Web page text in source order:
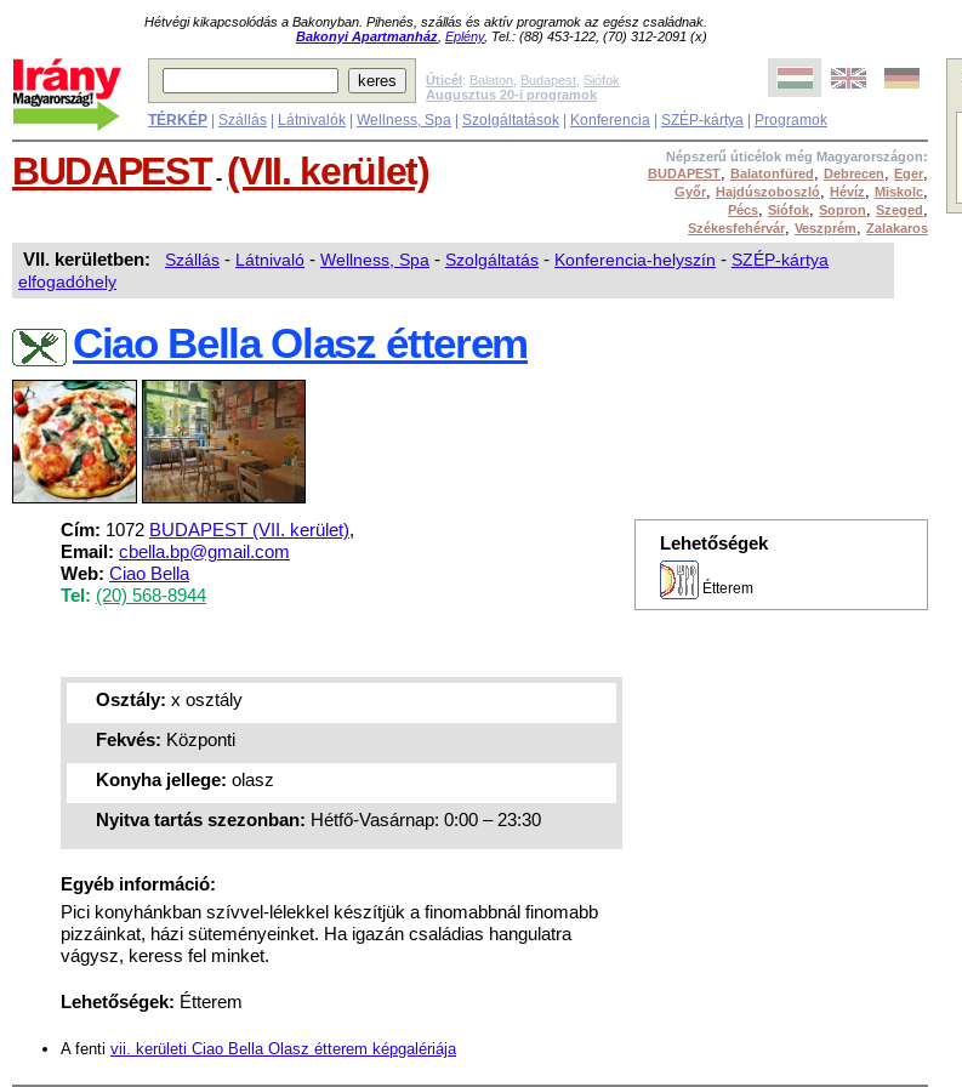
Hétvégi kikapcsolódás a Bakonyban. Pihenés, szállás és aktív programok az egész családnak.
Bakonyi Apartmanház Eplény, Tel.: (88) 453-122, (70) 312-2091 (x)
Úticél: Balaton Budapest Siófok
Augusztus 20-i programok
TÉRKÉP Szállás Látnivalók Wellness, Spa Szolgáltatások Konferencia SZÉP-kártya Programok
Népszerű úticélok még Magyarországon:
BUDAPEST, Balatonfüred, Debrecen, Eger,
Győr, Hajdúszoboszló, Hévíz, Miskolc,
Pécs, Siófok, Sopron, Szeged,
Székesfehérvár, Veszprém, Zalakaros
BUDAPEST - (VII. kerület)
VII. kerületben: Szállás - Látnivaló - Wellness, Spa - Szolgáltatás - Konferencia-helyszín - SZÉP-kártya
elfogadóhely
Ciao Bella Olasz étterem
Lehetőségek
Étterem
Cím: 1072 BUDAPEST (VII. kerület),
Email: cbella.bp@gmail.com
Web: Ciao Bella
Tel: (20) 568-8944
Osztály: x osztály
Fekvés: Központi
Konyha jellege: olasz
Nyitva tartás szezonban: Hétfő-Vasárnap: 0:00 – 23:30
Egyéb információ:
Pici konyhánkban szívvel-lélekkel készítjük a finomabbnál finomabb
pizzáinkat, házi süteményeinket. Ha igazán családias hangulatra
vágysz, keress fel minket.
Lehetőségek: Étterem
A fenti vii. kerületi Ciao Bella Olasz étterem képgalériája